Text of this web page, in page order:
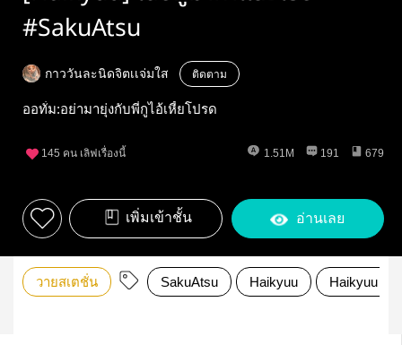
#SakuAtsu
กาววันละนิดจิตเเจ่มใส ติดตาม
ออทั่ม:อย่ามายุ่งกับพี่กูไอ้เหี้ยโปรด
145 คน เลิฟเรื่องนี้ 1.51M 191 679
เพิ่มเข้าชั้น อ่านเลย
วายสเตชั่น SakuAtsu Haikyuu Haikyuu AU